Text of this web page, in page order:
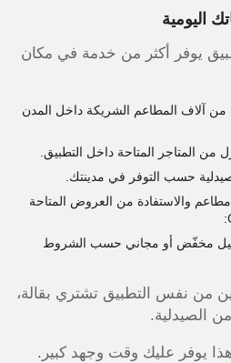
اليومية
يوفر أكثر من خدمة في مكان
آلاف المطاعم الشريكة داخل المدن
من المتاجر المتاحة داخل التطبيق.
حسب التوفر في مدينتك.
والاستفادة من العروض المتاحة
مخفّض أو مجاني حسب الشروط
من نفس التطبيق تشتري بقالة،
الصيدلية.
يوفر عليك وقت وجهد كبير.